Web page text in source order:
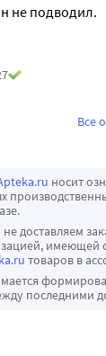
не подводил.
Все
носит
доставляем
имеющей
товаров в
последними